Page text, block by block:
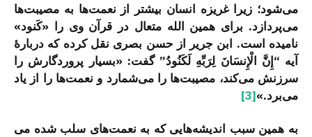
می‌شود؛ زیرا غریزه انسان بیشتر از نعمت‌ها به مصیبت‌ها
می‌پردازد. برای همین الله متعال در قرآن وی را «کَنود»
نامیده است. ابن جریر از حسن بصری نقل کرده که دربارۀ
آیه “إِنَّ الْإِنسَانَ لِرَبِّهِ لَكَنُودُ” گفت: «بسیار پروردگارش را
سرزنش می‌کند، مصیبت‌ها را می‌شمارد و نعمت‌ها را از یاد
می‌برد.»[3]
به همین سبب اندیشه­‌هایی که به نعمت‌­های سلب شده می­‌